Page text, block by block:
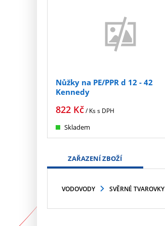
Nůžky na PE/PPR d 12 - 42
Kennedy
822Kč/ Kss DPH
Skladem
ZAŘAZENÍ ZBOŽÍ
VODOVODY SVĚRNÉ TVAROVKY